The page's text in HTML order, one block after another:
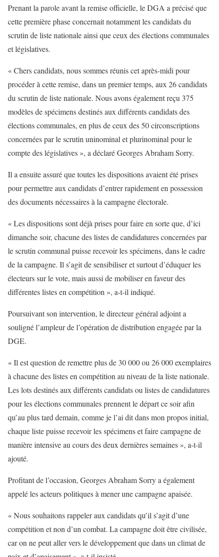
Prenant la parole avant la remise officielle, le DGA a précisé que
cette première phase concernait notamment les candidats du
scrutin de liste nationale ainsi que ceux des élections communales
et législatives.
« Chers candidats, nous sommes réunis cet après-midi pour
procéder à cette remise, dans un premier temps, aux 26 candidats
du scrutin de liste nationale. Nous avons également reçu 375
modèles de spécimens destinés aux différents candidats des
élections communales, en plus de ceux des 50 circonscriptions
concernées par le scrutin uninominal et plurinominal pour le
compte des législatives », a déclaré Georges Abraham Sorry.
Il a ensuite assuré que toutes les dispositions avaient été prises
pour permettre aux candidats d’entrer rapidement en possession
des documents nécessaires à la campagne électorale.
« Les dispositions sont déjà prises pour faire en sorte que, d’ici
dimanche soir, chacune des listes de candidatures concernées par
le scrutin communal puisse recevoir les spécimens, dans le cadre
de la campagne. Il s’agit de sensibiliser et surtout d’éduquer les
électeurs sur le vote, mais aussi de mobiliser en faveur des
différentes listes en compétition », a-t-il indiqué.
Poursuivant son intervention, le directeur général adjoint a
souligné l’ampleur de l’opération de distribution engagée par la
DGE.
« Il est question de remettre plus de 30 000 ou 26 000 exemplaires
à chacune des listes en compétition au niveau de la liste nationale.
Les lots destinés aux différents candidats ou listes de candidatures
pour les élections communales prennent le départ ce soir afin
qu’au plus tard demain, comme je l’ai dit dans mon propos initial,
chaque liste puisse recevoir les spécimens et faire campagne de
manière intensive au cours des deux dernières semaines », a-t-il
ajouté.
Profitant de l’occasion, Georges Abraham Sorry a également
appelé les acteurs politiques à mener une campagne apaisée.
« Nous souhaitons rappeler aux candidats qu’il s’agit d’une
compétition et non d’un combat. La campagne doit être civilisée,
car on ne peut aller vers le développement que dans un climat de